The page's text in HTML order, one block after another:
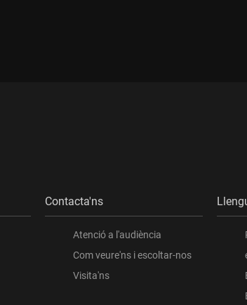
Contacta'ns
Atenció a l'audiència
Com veure'ns i escoltar-nos
Visita'ns